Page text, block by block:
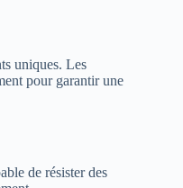
uniques. Les
pour garantir une
de résister des